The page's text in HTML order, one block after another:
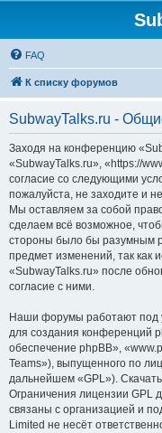
FAQ
К списку форумов
SubwayTalks.ru -
Заходя на конференцию
«SubwayTalks.ru», «https://
согласие со следующими
пожалуйста, не заходите и
Мы оставляем за собой
сделаем всё возможное,
стороны было бы разумным
предмет изменений, так как
«SubwayTalks.ru» после
согласие с ними.
Наши форумы работают под
для создания конференций
обеспечение phpBB»,
Teams»), выпущенного по
дальнейшем «GPL»).
Ограничения лицензии GPL
связаны с организацией и
Limited не несёт